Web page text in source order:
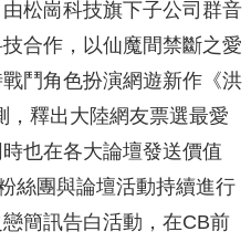
松崗科技旗下子公司群音
合作，以仙魔間禁斷之愛
鬥角色扮演網遊新作《洪
，釋出大陸網友票選最愛
也在各大論壇發送價值
絲團與論壇活動持續進行
簡訊告白活動，在CB前